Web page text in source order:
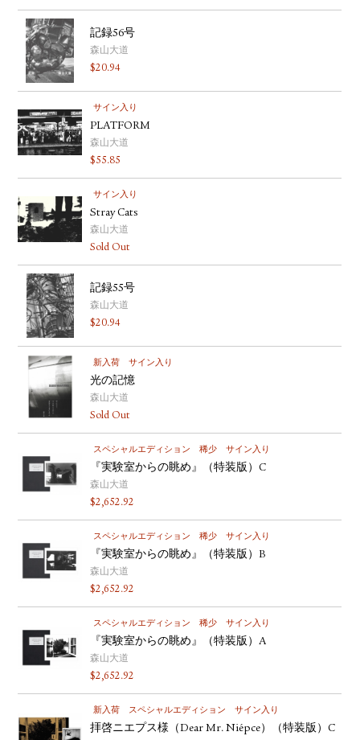
記録56号
森山大道
$20.94
サイン入り
PLATFORM
森山大道
$55.85
サイン入り
Stray Cats
森山大道
Sold Out
記録55号
森山大道
$20.94
新入荷 サイン入り
光の記憶
森山大道
Sold Out
スペシャルエディション 稀少 サイン入り
『実験室からの眺め』（特装版）C
森山大道
$2,652.92
スペシャルエディション 稀少 サイン入り
『実験室からの眺め』（特装版）B
森山大道
$2,652.92
スペシャルエディション 稀少 サイン入り
『実験室からの眺め』（特装版）A
森山大道
$2,652.92
新入荷 スペシャルエディション サイン入り
拝啓ニエプス様（Dear Mr. Niépce）（特装版）C